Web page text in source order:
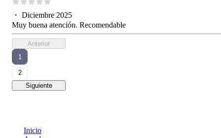
・ Diciembre 2025
Muy buena atención. Recomendable
Anterior
1
2
Siguiente
Inicio